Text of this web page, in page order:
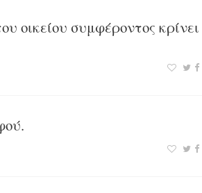
οικείου συμφέροντος κρίνει